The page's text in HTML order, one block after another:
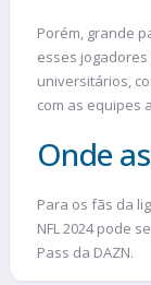
Porém, grande
esses
universitários,
com as equipes
Onde
Para os fãs da
NFL 2024 pode
Pass da DAZN.